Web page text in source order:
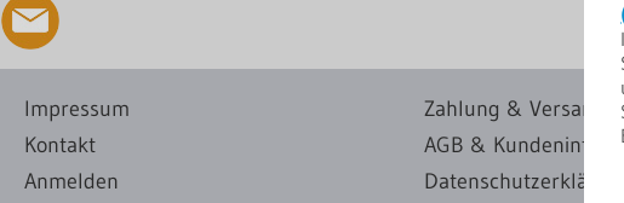
Impressum
Kontakt
Anmelden
Zahlung & Versand
AGB & Kundeninfo
Datenschutzerklärung